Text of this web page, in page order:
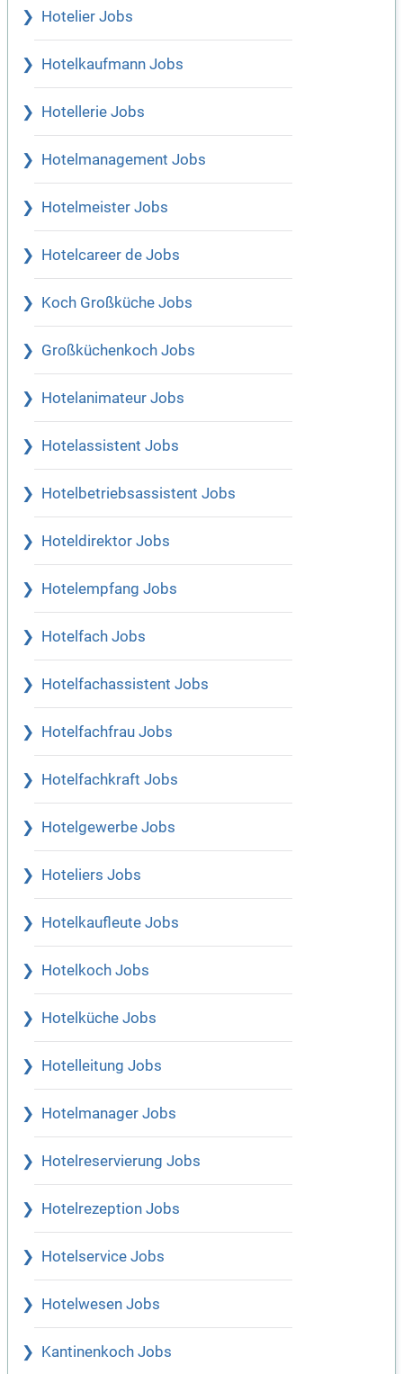
Hotelier Jobs
Hotelkaufmann Jobs
Hotellerie Jobs
Hotelmanagement Jobs
Hotelmeister Jobs
Hotelcareer de Jobs
Koch Großküche Jobs
Großküchenkoch Jobs
Hotelanimateur Jobs
Hotelassistent Jobs
Hotelbetriebsassistent Jobs
Hoteldirektor Jobs
Hotelempfang Jobs
Hotelfach Jobs
Hotelfachassistent Jobs
Hotelfachfrau Jobs
Hotelfachkraft Jobs
Hotelgewerbe Jobs
Hoteliers Jobs
Hotelkaufleute Jobs
Hotelkoch Jobs
Hotelküche Jobs
Hotelleitung Jobs
Hotelmanager Jobs
Hotelreservierung Jobs
Hotelrezeption Jobs
Hotelservice Jobs
Hotelwesen Jobs
Kantinenkoch Jobs